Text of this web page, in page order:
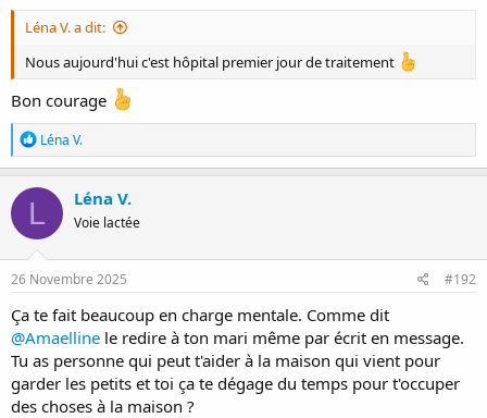
Léna V. a dit:
Nous aujourd'hui c'est hôpital premier jour de traitement
Bon courage
R
é
a
c
i
o
n
s
Léna V.
L Léna V.
Voie lactée
26 Novembre 2025 #192
Ça te fait beaucoup en charge mentale. Comme dit
@Amaelline le redire à ton mari même par écrit en message.
Tu as personne qui peut t'aider à la maison qui vient pour
garder les petits et toi ça te dégage du temps pour t'occuper
des choses à la maison ?